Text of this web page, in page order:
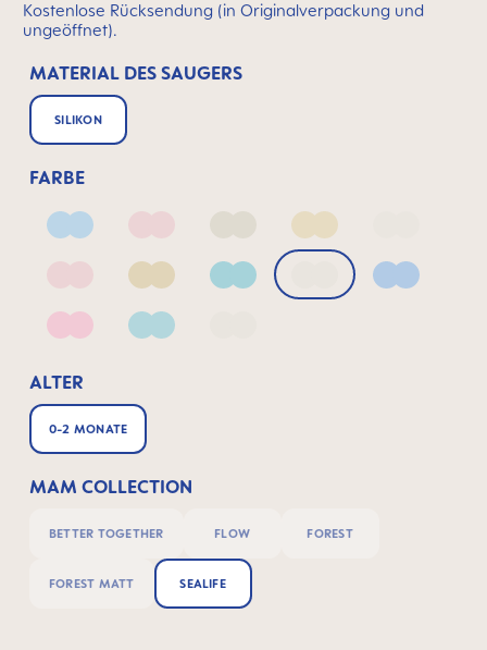
Kostenlose Rücksendung (in Originalverpackung und
ungeöffnet).
MATERIAL DES SAUGERS
SILIKON
FARBE
Arctic Blue Linen
Matt BlushMatt LinenMatt Sage Pale MintPowder
Quartz Rose
Sage
ALTER
0-2 MONATE
MAM COLLECTION
BETTER TOGETHER FLOW FOREST
FOREST MATT SEALIFE